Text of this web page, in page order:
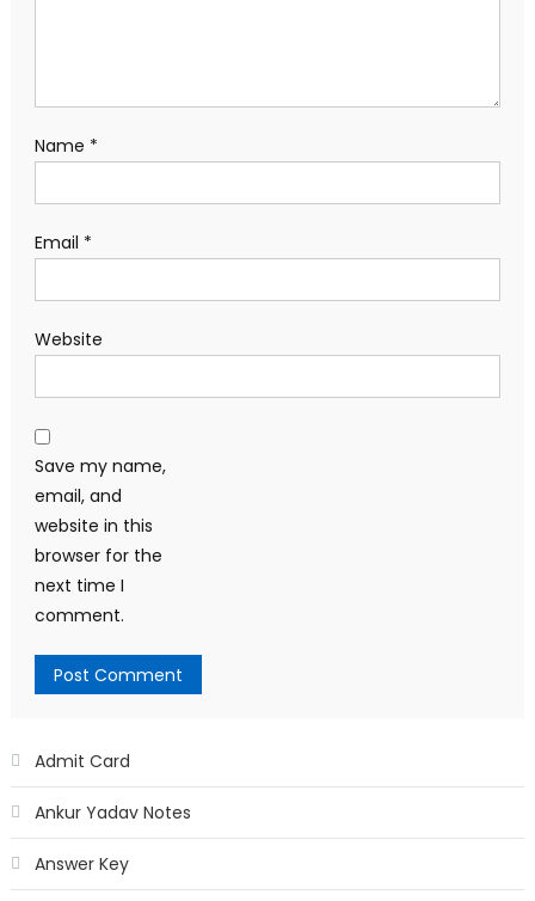
Name *
Email *
Website
Save my name,
email, and
website in this
browser for the
next time I
comment.
Admit Card
Ankur Yadav Notes
Answer Key